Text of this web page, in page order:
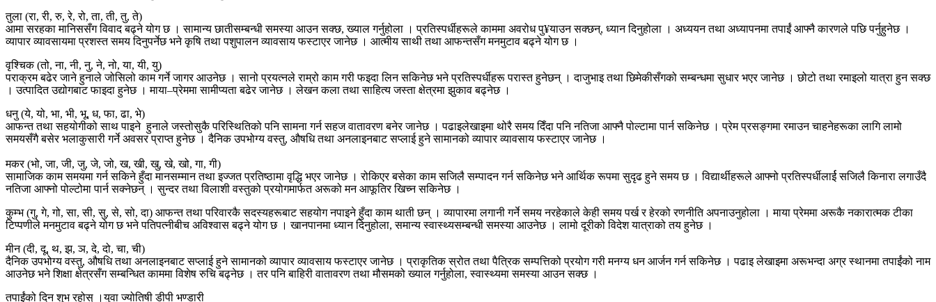
तुला (रा, री, रु, रे, रो, ता, ती, तु, ते)
आमा सरहका मानिससँग विवाद बढ्ने योग छ । सामान्य छातीसम्बन्धी समस्या आउन सक्छ, ख्याल गर्नुहोला । प्रतिस्पर्धीहरूले काममा अवरोध पु¥याउन सक्छन्, ध्यान दिनुहोला । अध्ययन तथा अध्यापनमा तपाईं आफ्नै कारणले पछि पर्नुहुनेछ ।
व्यापार व्यावसायमा प्रशस्त समय दिनुपर्नेछ भने कृषि तथा पशुपालन व्यावसाय फस्टाएर जानेछ । आत्मीय साथी तथा आफन्तसँग मनमुटाव बढ्ने योग छ ।
वृश्चिक (तो, ना, नी, नु, ने, नो, या, यी, यु)
पराक्रम बढेर जाने हुनाले जोसिलो काम गर्ने जागर आउनेछ । सानो प्रयत्नले राम्रो काम गरी फइदा लिन सकिनेछ भने प्रतिस्पर्धीहरू परास्त हुनेछन् । दाजुभाइ तथा छिमेकीसँगको सम्बन्धमा सुधार भएर जानेछ । छोटो तथा रमाइलो यात्रा हुन सक्छ
। उत्पादित उद्योगबाट फाइदा हुनेछ । माया–प्रेममा सामीप्यता बढेर जानेछ । लेखन कला तथा साहित्य जस्ता क्षेत्रमा झुकाव बढ्नेछ ।
धनु (ये, यो, भा, भी, भू, ध, फा, ढा, भे)
आफन्त तथा सहयोगीको साथ पाइने हुनाले जस्तोसुकै परिस्थितिको पनि सामना गर्न सहज वातावरण बनेर जानेछ । पढाइलेखाइमा थोरै समय दिँदा पनि नतिजा आफ्नै पोल्टामा पार्न सकिनेछ । प्रेम प्रसङ्गमा रमाउन चाहनेहरूका लागि लामो
समयसँगै बसेर भलाकुसारी गर्ने अवसर प्राप्त हुनेछ । दैनिक उपभोग्य वस्तु, औषधि तथा अनलाइनबाट सप्लाई हुने सामानको व्यापार व्यावसाय फस्टाएर जानेछ ।
मकर (भो, जा, जी, जु, जे, जो, ख, खी, खु, खे, खो, गा, गी)
सामाजिक काम समयमा गर्न सकिने हुँदा मानसम्मान तथा इज्जत प्रतिष्ठामा वृद्धि भएर जानेछ । रोकिएर बसेका काम सजिलै सम्पादन गर्न सकिनेछ भने आर्थिक रूपमा सुदृढ हुने समय छ । विद्यार्थीहरूले आफ्नो प्रतिस्पर्धीलार्ई सजिलै किनारा लगाउँदै
नतिजा आफ्नो पोल्टोमा पार्न सक्नेछन् । सुन्दर तथा विलाशी वस्तुको प्रयोगमार्फत अरूको मन आफूतिर खिच्न सकिनेछ ।
कुम्भ (गु, गे, गो, सा, सी, सु, से, सो, दा) आफन्त तथा परिवारकै सदस्यहरूबाट सहयोग नपाइने हुँदा काम थाती छन् । व्यापारमा लगानी गर्ने समय नरहेकाले केही समय पर्ख र हेरको रणनीति अपनाउनुहोला । माया प्रेममा अरूकै नकारात्मक टीका
टिप्पणीले मनमुटाव बढ्ने योग छ भने पतिपत्नीबीच अविश्वास बढ्ने योग छ । खानपानमा ध्यान दिनुहोला, समान्य स्वास्थ्यसम्बन्धी समस्या आउनेछ । लामो दूरीको विदेश यात्राको तय हुनेछ ।
मीन (दी, दू, थ, झ, ञ, दे, दो, चा, ची)
दैनिक उपभोग्य वस्तु, औषधि तथा अनलाइनबाट सप्लाई हुने सामानको व्यापार व्यावसाय फस्टाएर जानेछ । प्राकृतिक स्रोत तथा पैत्रिक सम्पत्तिको प्रयोग गरी मनग्य धन आर्जन गर्न सकिनेछ । पढाइ लेखाइमा अरूभन्दा अग्र स्थानमा तपाईंको नाम
आउनेछ भने शिक्षा क्षेत्रसँग सम्बन्धित काममा विशेष रुचि बढ्नेछ । तर पनि बाहिरी वातावरण तथा मौसमको ख्याल गर्नुहोला, स्वास्थ्यमा समस्या आउन सक्छ ।
तपाईंको दिन शुभ रहोस् ।युवा ज्योतिषी डीपी भण्डारी